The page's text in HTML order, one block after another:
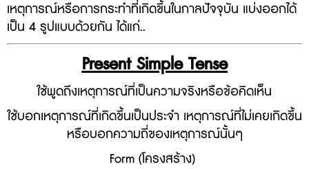
เหตุการณ์หรือการกระทำที่เกิดขึ้นในกาลปัจจุบัน แบ่งออกได้
เป็น 4 รูปแบบด้วยกัน ได้แก่..
Present Simple Tense
ใช้พูดถึงเหตุการณ์ที่เป็นความจริงหรือข้อคิดเห็น
ใช้บอกเหตุการณ์ที่เกิดขึ้นเป็นประจำ เหตุการณ์ที่ไม่เคยเกิดขึ้น
หรือบอกความถี่ของเหตุการณ์นั้นๆ
Form (โครงสร้าง)